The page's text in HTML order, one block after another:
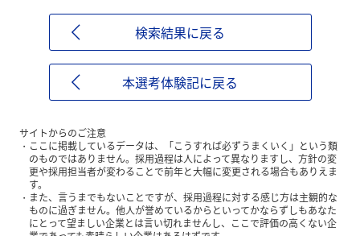
検索結果に戻る
本選考体験記に戻る
サイトからのご注意
ここに掲載しているデータは、「こうすれば必ずうまくいく」という類
のものではありません。採用過程は人によって異なりますし、方針の変
更や採用担当者が変わることで前年と大幅に変更される場合もありえま
す。
また、言うまでもないことですが、採用過程に対する感じ方は主観的な
ものに過ぎません。他人が誉めているからといってかならずしもあなた
にとって望ましい企業とは言い切れませんし、ここで評価の高くない企